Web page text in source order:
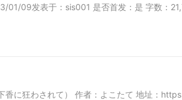
2023/01/09发表于：sis001 是否首
香に狂わされて） 作者：よこたて 地址：